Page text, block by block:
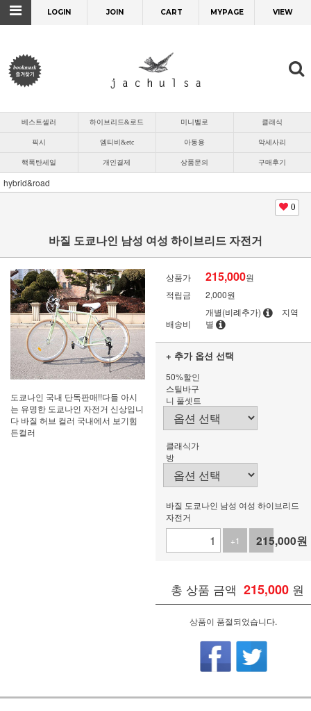
LOGIN JOIN CART MYPAGE VIEW
베스트셀러 하이브리드&로드 미니벨로 클래식
픽시 엠티비&etc 아동용 악세사리
핵폭탄세일 개인결제 상품문의 구매후기
hybrid&road
0
바질 도쿄나인 남성 여성 하이브리드 자전거
도쿄나인 국내 단독판매!!다들 아시
는 유명한 도쿄나인 자전거 신상입니
다 바질 허브 컬러 국내에서 보기힘
든컬러
상품가 215,000원
적립금
2,000원
배송비
개별(비례추가)
지역
별
+ 추가 옵션 선택
50%할인
스틸바구
니 풀셋트
클래식가
방
바질 도쿄나인 남성 여성 하이브리드
자전거
+1
-1
215,000원
총 상품 금액 215,000 원
상품이 품절되었습니다.